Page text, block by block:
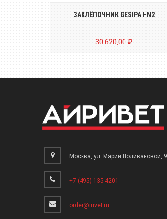
ЗАКЛЁПОЧНИК GESIPA HN2
30 620,00 ₽
Москва, ул. Марии Поливановой, 9.
+7 (495) 135 4201
order@irivet.ru